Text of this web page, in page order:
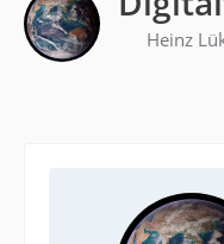
Heinz